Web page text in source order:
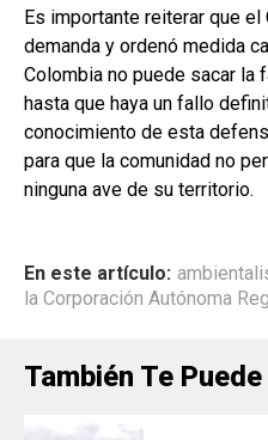
Es importante reiterar que
demanda y ordenó medida
Colombia no puede sacar la
hasta que haya un fallo
conocimiento de esta
para que la comunidad no
ninguna ave de su territorio.
En este artículo:
la Corporación Autónoma
También Te